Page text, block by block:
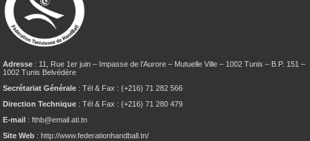
Adresse : 11, Rue 1er juin – Impasse de l’Aurore – Mutuelle Ville – 1002 Tunis – B.P. 151 –
1002 Tunis Belvédère
Secrétariat Générale : Tél & Fax : (+216) 71 282 566
Direction Technique : Tél & Fax : (+216) 71 280 479
E-mail : fthb@email.ati.tn
Site Web : http://www.federationhandball.tn/